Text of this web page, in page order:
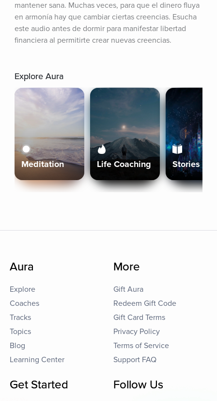
mantener sana. Muchas veces, para que el dinero fluya
en armonía hay que cambiar ciertas creencias. Esucha
este audio antes de dormir para manifestar libertad
financiera al permitirte crear nuevas creencias.
Explore Aura
Meditation Life Coaching Stories
Aura
Explore
Coaches
Tracks
Topics
Blog
Learning Center
More
Gift Aura
Redeem Gift Code
Gift Card Terms
Privacy Policy
Terms of Service
Support FAQ
Get Started Follow Us